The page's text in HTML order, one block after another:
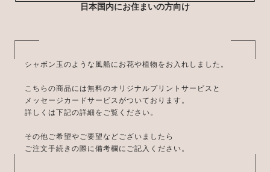
日本国内にお住まいの方向け
シャボン玉のような風船にお花や植物をお入れしました。
こちらの商品には無料のオリジナルプリントサービスと
メッセージカードサービスがついております。
詳しくは下記の詳細をご覧ください。
その他ご希望やご要望などございましたら
ご注文手続きの際に備考欄にご記入ください。